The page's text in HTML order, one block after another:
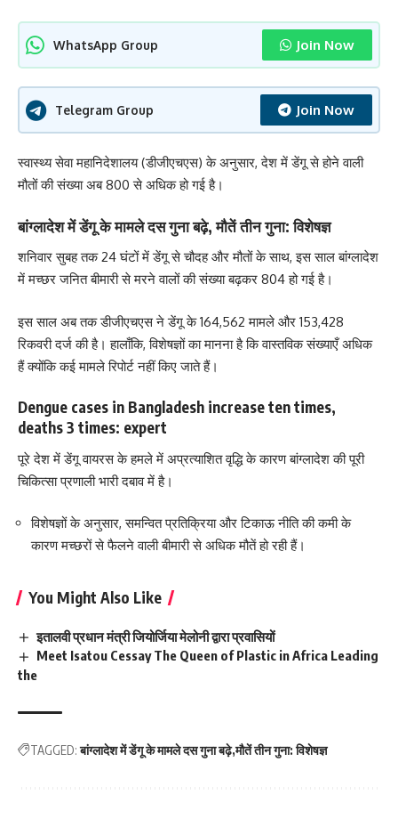
WhatsApp Group Join Now
Telegram Group Join Now
स्वास्थ्य सेवा महानिदेशालय (डीजीएचएस) के अनुसार, देश में डेंगू से होने वाली
मौतों की संख्या अब 800 से अधिक हो गई है।
बांग्लादेश में डेंगू के मामले दस गुना बढ़े, मौतें तीन गुना: विशेषज्ञ
शनिवार सुबह तक 24 घंटों में डेंगू से चौदह और मौतों के साथ, इस साल बांग्लादेश
में मच्छर जनित बीमारी से मरने वालों की संख्या बढ़कर 804 हो गई है।
इस साल अब तक डीजीएचएस ने डेंगू के 164,562 मामले और 153,428
रिकवरी दर्ज की है। हालाँकि, विशेषज्ञों का मानना है कि वास्तविक संख्याएँ अधिक
हैं क्योंकि कई मामले रिपोर्ट नहीं किए जाते हैं।
Dengue cases in Bangladesh increase ten times,
deaths 3 times: expert
पूरे देश में डेंगू वायरस के हमले में अप्रत्याशित वृद्धि के कारण बांग्लादेश की पूरी
चिकित्सा प्रणाली भारी दबाव में है।
विशेषज्ञों के अनुसार, समन्वित प्रतिक्रिया और टिकाऊ नीति की कमी के
कारण मच्छरों से फैलने वाली बीमारी से अधिक मौतें हो रही हैं।
You Might Also Like
इतालवी प्रधान मंत्री जियोर्जिया मेलोनी द्वारा प्रवासियों
Meet Isatou Cessay The Queen of Plastic in Africa Leading
the
TAGGED: बांग्लादेश में डेंगू के मामले दस गुना बढ़े मौतें तीन गुना: विशेषज्ञ